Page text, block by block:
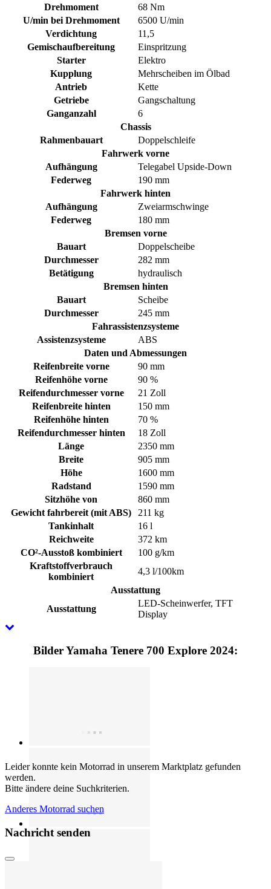
Drehmoment
68 Nm
U/min bei Drehmoment
6500 U/min
Verdichtung
11,5
Gemischaufbereitung
Einspritzung
Starter
Elektro
Kupplung
Mehrscheiben im Ölbad
Antrieb
Kette
Getriebe
Gangschaltung
Ganganzahl
6
Chassis
Rahmenbauart
Doppelschleife
Fahrwerk vorne
Aufhängung
Telegabel Upside-Down
Federweg
190 mm
Fahrwerk hinten
Aufhängung
Zweiarmschwinge
Federweg
180 mm
Bremsen vorne
Bauart
Doppelscheibe
Durchmesser
282 mm
Betätigung
hydraulisch
Bremsen hinten
Bauart
Scheibe
Durchmesser
245 mm
Fahrassistenzsysteme
Assistenzsysteme
ABS
Daten und Abmessungen
Reifenbreite vorne
90 mm
Reifenhöhe vorne
90 %
Reifendurchmesser vorne
21 Zoll
Reifenbreite hinten
150 mm
Reifenhöhe hinten
70 %
Reifendurchmesser hinten
18 Zoll
Länge
2350 mm
Breite
905 mm
Höhe
1600 mm
Radstand
1590 mm
Sitzhöhe von
860 mm
Gewicht fahrbereit (mit ABS)
211 kg
Tankinhalt
16 l
Reichweite
372 km
CO²-Ausstoß kombiniert
100 g/km
Kraftstoffverbrauch
kombiniert
4,3 l/100km
Ausstattung
Ausstattung
LED-Scheinwerfer, TFT
Display
Bilder Yamaha Tenere 700 Explore 2024:
Leider konnte kein Motorrad in unserem Marktplatz gefunden
werden.
Bitte ändere deine Suchkriterien.
Anderes Motorrad suchen
Nachricht senden